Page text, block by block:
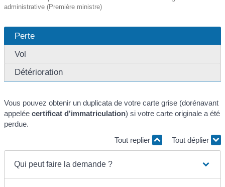
administrative (Première ministre)
Perte
Vol
Détérioration
Vous pouvez obtenir un duplicata de votre carte grise (dorénavant
appelée certificat d'immatriculation) si votre carte originale a été
perdue.
Tout replier
Tout déplier
Qui peut faire la demande ?